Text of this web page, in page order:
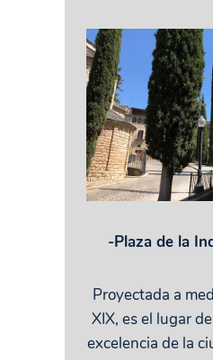
-Plaza de la
Proyectada a
XIX, es el lugar
excelencia de la